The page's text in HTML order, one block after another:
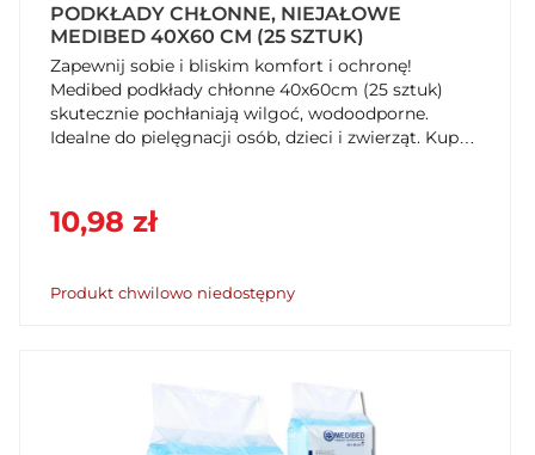
PODKŁADY CHŁONNE, NIEJAŁOWE
MEDIBED 40X60 CM (25 SZTUK)
Zapewnij sobie i bliskim komfort i ochronę!
Medibed podkłady chłonne 40x60cm (25 sztuk)
skutecznie pochłaniają wilgoć, wodoodporne.
Idealne do pielęgnacji osób, dzieci i zwierząt. Kup
10,98 zł
Produkt chwilowo niedostępny